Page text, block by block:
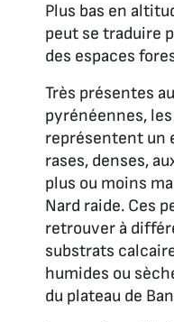
Plus bas en
peut se traduire
des espaces
Très présentes
pyrénéennes,
représentent un
rases, denses,
plus ou moins
Nard raide. Ces
retrouver à
substrats
humides ou
du plateau de